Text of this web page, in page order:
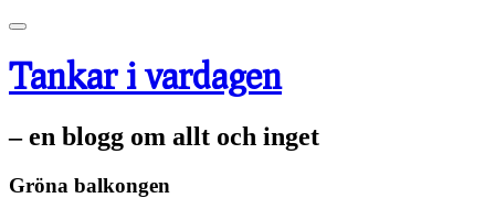
Tankar i vardagen
– en blogg om allt och inget
Gröna balkongen